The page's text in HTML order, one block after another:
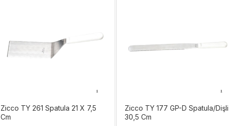
Zicco TY 261 Spatula 21 X 7,5
Cm
Zicco TY 177 GP-D Spatula/Dişli
30,5 Cm